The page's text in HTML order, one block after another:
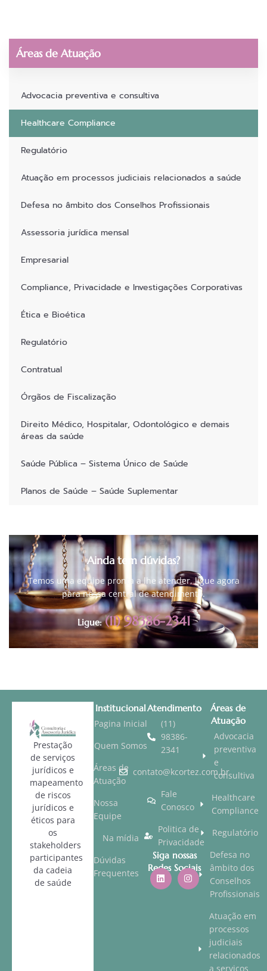
Áreas de Atuação
Advocacia preventiva e consultiva
Healthcare Compliance
Regulatório
Atuação em processos judiciais relacionados a saúde
Defesa no âmbito dos Conselhos Profissionais
Assessoria jurídica mensal
Empresarial
Compliance, Privacidade e Investigações Corporativas
Ética e Bioética
Regulatório
Contratual
Órgãos de Fiscalização
Direito Médico, Hospitalar, Odontológico e demais
áreas da saúde
Saúde Pública – Sistema Único de Saúde
Planos de Saúde – Saúde Suplementar
Ainda tem dúvidas?
Temos uma equipe pronta a lhe atender, ligue agora
para nossa central de atendimento.
Ligue:(11) 98386-2341
Prestação
de serviços
jurídicos e
mapeamento
de riscos
jurídicos e
éticos para
os
stakeholders
participantes
da cadeia
de saúde
Institucional
Pagina Inicial
Quem Somos
Áreas de
Atuação
Nossa
Equipe
Na mídia
Dúvidas
Frequentes
Atendimento
(11)
98386-
2341
contato@kcortez.com.br
Fale
Conosco
Politica de
Privacidade
Siga nossas
Redes Sociais
Áreas de
Atuação
Advocacia
preventiva
e
consultiva
Healthcare
Compliance
Regulatório
Defesa no
âmbito dos
Conselhos
Profissionais
Atuação em
processos
judiciais
relacionados
a serviços